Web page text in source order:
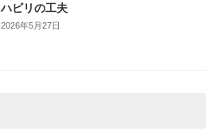
ハビリの工夫
2026年5月27日